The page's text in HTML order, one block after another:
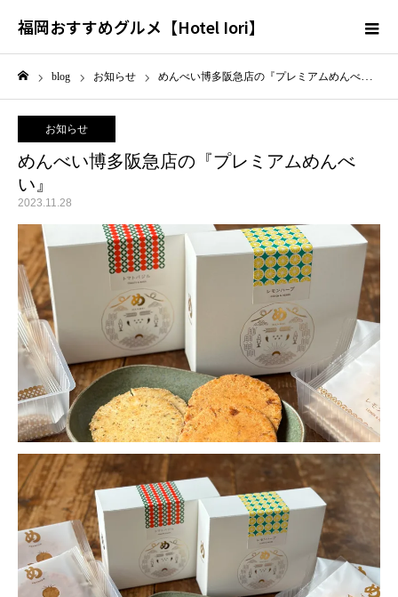
福岡おすすめグルメ【Hotel Iori】
blog お知らせ めんべい博多阪急店の『プレミアムめんべい』
お知らせ
めんべい博多阪急店の『プレミアムめんべ
い』
2023.11.28